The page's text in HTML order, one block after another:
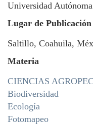
Universidad
Lugar de Publicación
Saltillo, Coahuila,
Materia
CIENCIAS
Biodiversidad
Ecología
Fotomapeo